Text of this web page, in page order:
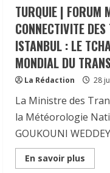
TURQUIE | FORUM
CONNECTIVITE
ISTANBUL : LE
MONDIAL DU
La Rédaction 28
La Ministre des
la Météorologie
GOUKOUNI
En savoir plus
more